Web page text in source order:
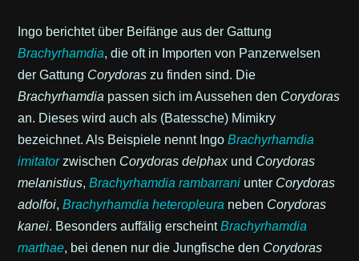
Ingo berichtet über Beifänge aus der Gattung
Brachyrhamdia, die oft in Importen von Panzerwelsen
der Gattung Corydoras zu finden sind. Die
Brachyrhamdia passen sich im Aussehen den Corydoras
an. Dieses wird auch als (Batessche) Mimikry
bezeichnet. Als Beispiele nennt IngoBrachyrhamdia
imitatorzwischen Corydoras delphaxund Corydoras
melanistius,Brachyrhamdia rambarrani unter Corydoras
adolfoi,Brachyrhamdia heteropleura neben Corydoras
kanei. Besonders auffälig erscheintBrachyrhamdia
marthae, bei denen nur die Jungfische den Corydoras